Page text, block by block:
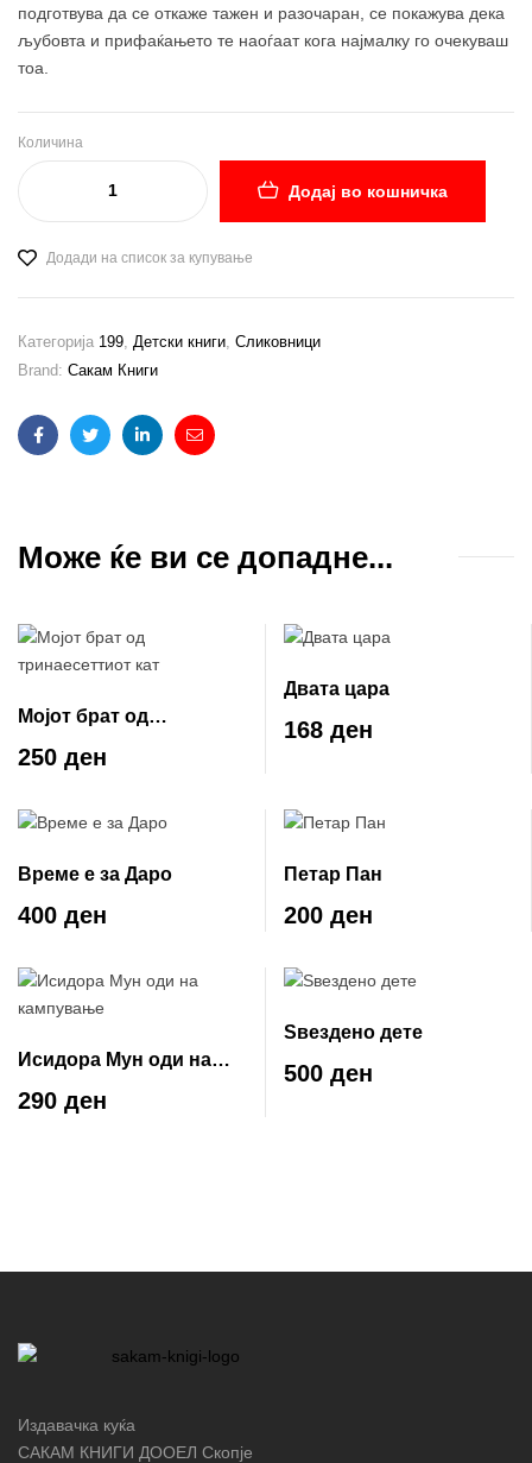
подготвува да се откаже тажен и разочаран, се покажува дека
љубовта и прифаќањето те наоѓаат кога најмалку го очекуваш
тоа.
Количина
Додај во кошничка
Додади на список за купување
Категорија 199 Детски книги Сликовници
Brand: Сакам Книги
FacebookTwitterLinkedinEmail
Може ќе ви се допадне...
Мојот брат од
тринаесеттиот кат
250 ден
Двата цара
168 ден
Време е за Даро
400 ден
Петар Пан
200 ден
Исидора Мун оди на
кампување
290 ден
Ѕвездено дете
500 ден
Издавачка куќа
САКАМ КНИГИ ДООЕЛ Скопје